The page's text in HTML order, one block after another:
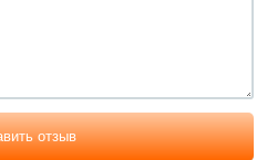
отзыв